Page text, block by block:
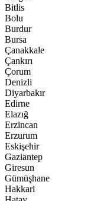
Bitlis
Bolu
Burdur
Bursa
Çanakkale
Çankırı
Çorum
Denizli
Diyarbakır
Edirne
Elazığ
Erzincan
Erzurum
Eskişehir
Gaziantep
Giresun
Gümüşhane
Hakkari